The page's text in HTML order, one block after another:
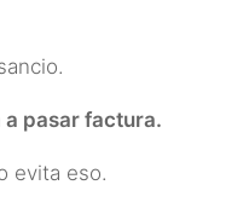
el momento de ofertar
a pasar factura.
evita eso.